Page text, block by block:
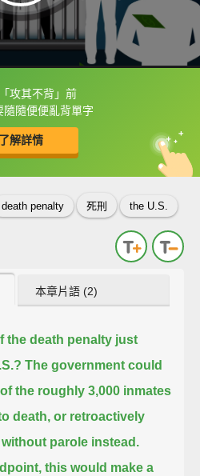
攻其不背」前
隨隨便便亂背單字
了解詳情
可以直接查字典喔！
中
英
death penalty 死刑 the U.S.
本章片語 (2)
the death penalty just
The government could
the roughly 3,000 inmates
death, or retroactively
parole instead.
this would make a